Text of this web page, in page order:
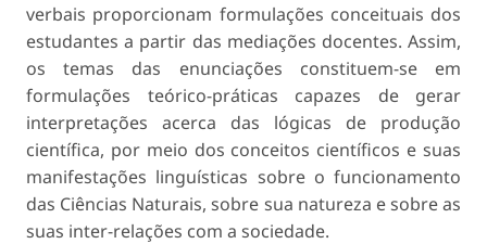
verbais proporcionam formulações conceituais dos
estudantes a partir das mediações docentes. Assim,
os temas das enunciações constituem-se em
formulações teórico-práticas capazes de gerar
interpretações acerca das lógicas de produção
científica, por meio dos conceitos científicos e suas
manifestações linguísticas sobre o funcionamento
das Ciências Naturais, sobre sua natureza e sobre as
suas inter-relações com a sociedade.